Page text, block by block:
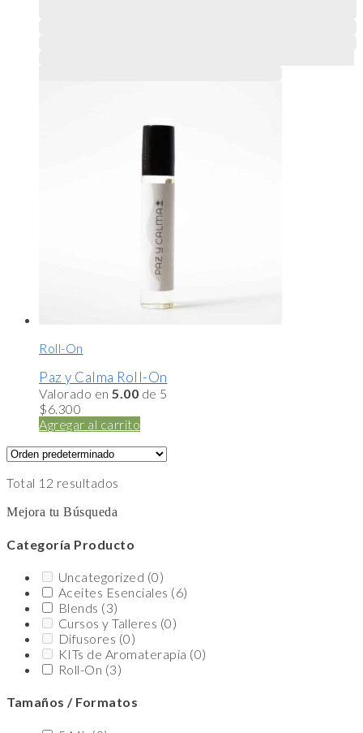
Roll-On
Paz y Calma Roll-On
Valorado en 5.00 de 5
$6.300
Agregar al carrito
Total 12 resultados
Mejora tu Búsqueda
Categoría Producto
Uncategorized (0)
Aceites Esenciales (6)
Blends (3)
Cursos y Talleres (0)
Difusores (0)
KITs de Aromaterapia (0)
Roll-On (3)
Tamaños / Formatos